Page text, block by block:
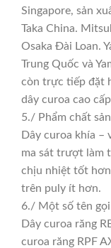
Singapore, sản
Taka China.
Osaka Đài Loan.
Trung Quốc và
còn trực tiếp đặt
dây curoa cao
5./ Phẩm chất
Dây curoa khía –
ma sát trượt làm
chịu nhiệt tốt
trên puly ít hơn.
6./ Một số tên gọi
Dây curoa răng
curoa răng RPF